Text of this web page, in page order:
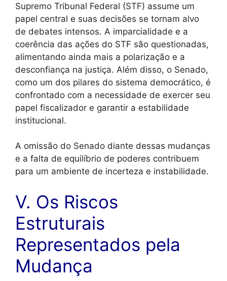
Supremo Tribunal Federal (STF) assume um
papel central e suas decisões se tornam alvo
de debates intensos. A imparcialidade e a
coerência das ações do STF são questionadas,
alimentando ainda mais a polarização e a
desconfiança na justiça. Além disso, o Senado,
como um dos pilares do sistema democrático, é
confrontado com a necessidade de exercer seu
papel fiscalizador e garantir a estabilidade
institucional.
A omissão do Senado diante dessas mudanças
e a falta de equilíbrio de poderes contribuem
para um ambiente de incerteza e instabilidade.
V. Os Riscos
Estruturais
Representados pela
Mudança